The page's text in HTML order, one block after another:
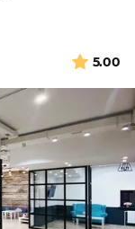
5.00